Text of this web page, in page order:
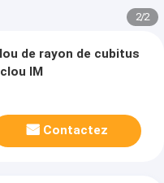
2/2
de rayon de cubitus
IM
Contactez